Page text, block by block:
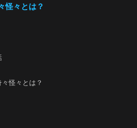
怪々とは？
怪々とは？